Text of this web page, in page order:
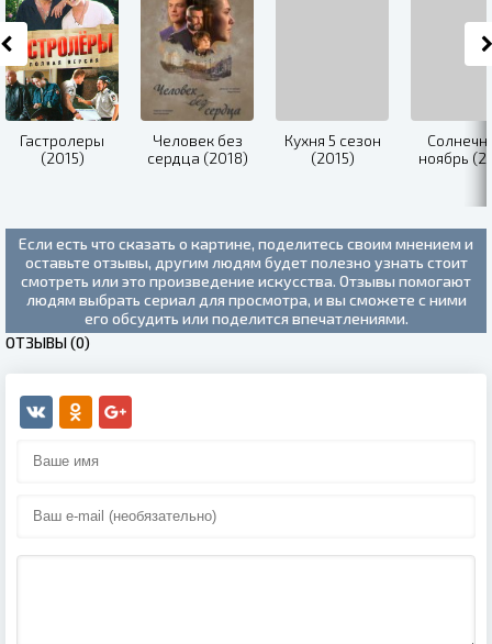
Гастролеры
(2015)
Человек без
сердца (2018)
Кухня 5 сезон
(2015)
ноябрь
Если есть что сказать о картине, поделитесь своим мнением и
оставьте отзывы, другим людям будет полезно узнать стоит
смотреть или это произведение искусства. Отзывы помогают
людям выбрать сериал для просмотра, и вы сможете с ними
его обсудить или поделится впечатлениями.
ОТЗЫВЫ (0)